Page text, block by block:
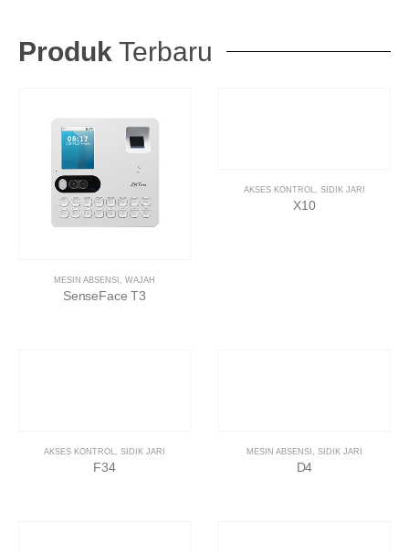
Produk Terbaru
MESIN ABSENSI WAJAH
SenseFace T3
AKSES KONTROL SIDIK JARI
X10
AKSES KONTROL, SIDIK JARI
F34
MESIN ABSENSI , SIDIK JARI
D4